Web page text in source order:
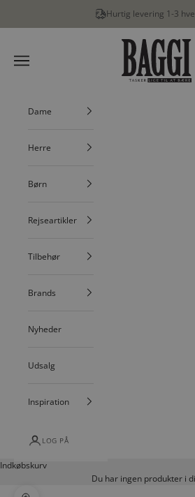
Hurtig levering 1-3
BAGGI
Menu
Dame
Herre
Børn
Rejseartikler
Tilbehør
Brands
Nyheder
Udsalg
Inspiration
LOG PÅ
Indkøbskurv
Du har ingen produkter i